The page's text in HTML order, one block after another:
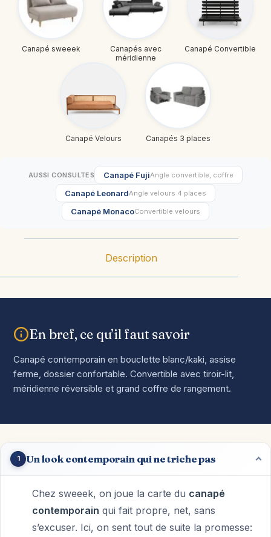
Canapé sweeek
Canapés avec
méridienne
Canapé Convertible
Canapé Velours Canapés 3 places
AUSSI CONSULTES Canapé FujiAngle convertible, coffre
Canapé LeonardAngle velours 4 places
Canapé MonacoConvertible velours
Description
En bref, ce qu’il faut savoir
Canapé contemporain en bouclette blanc/kaki, assise
ferme, dossier confortable. Convertible avec tiroir-lit,
méridienne réversible et grand coffre de rangement.
1 Un look contemporain qui ne triche pas
Chez sweeek, on joue la carte du canapé
contemporain qui fait propre, net, sans
s’excuser. Ici, on sent tout de suite la promesse: